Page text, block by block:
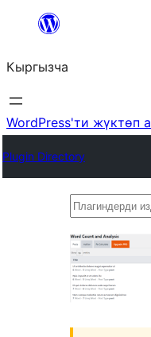
Мазмунга
Кыргызча
WordPress'ти жүктөп
Plugin Directory